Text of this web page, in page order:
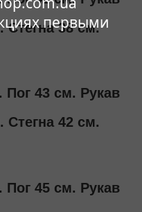
первыми
38 см.
43 см. Рукав
42 см.
45 см. Рукав